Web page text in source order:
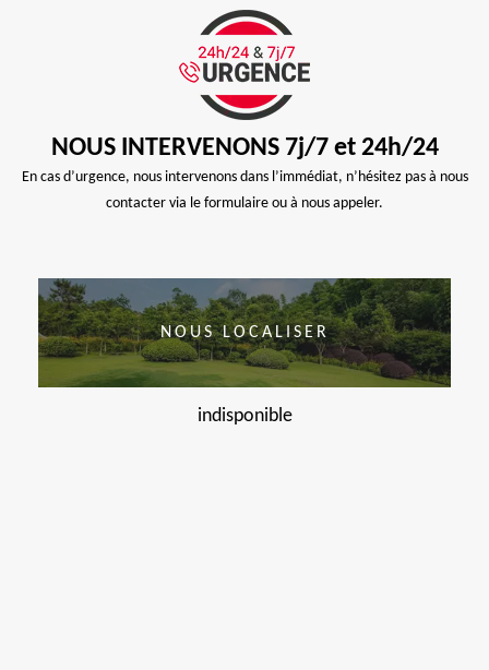
NOUS INTERVENONS 7j/7 et 24h/24
En cas d’urgence, nous intervenons dans l’immédiat, n’hésitez pas à nous
contacter via le formulaire ou à nous appeler.
NOUS LOCALISER
indisponible